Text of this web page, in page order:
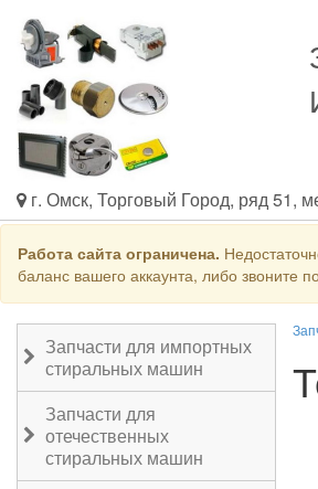
г. Омск, Торговый Город, ряд 51,
Работа сайта ограничена.
баланс вашего аккаунта, либо
Запчасти для импортных
стиральных машин
Запчасти для
отечественных
стиральных машин